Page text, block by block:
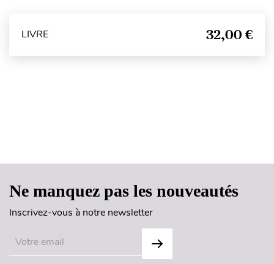
LIVRE 32,00 €
Ne manquez pas les nouveautés
Inscrivez-vous à notre newsletter